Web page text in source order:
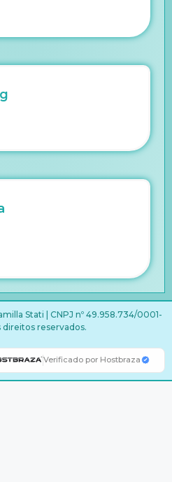
Stati | CNPJ nº 49.958.734/0001-
direitos reservados.